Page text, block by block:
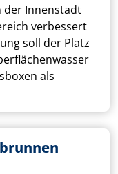
der Innenstadt
verbessert
soll der Platz
als